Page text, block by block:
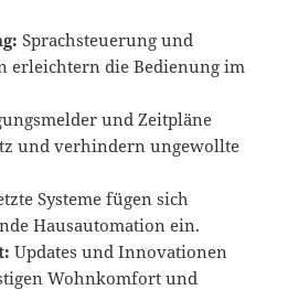
Sprachsteuerung und
erleichtern die Bedienung im
und Zeitpläne
und verhindern ungewollte
Systeme fügen sich
Hausautomation ein.
Updates und Innovationen
Wohnkomfort und